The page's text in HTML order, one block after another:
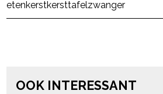
etenkerstkersttafelzwanger
OOK INTERESSANT